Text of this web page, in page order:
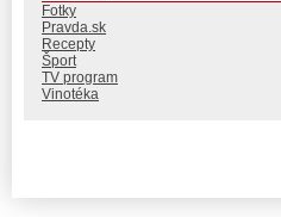
Fotky
Pravda.sk
Recepty
Šport
TV program
Vinotéka